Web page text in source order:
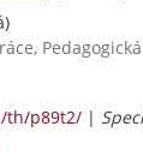
th/p89t2/ |